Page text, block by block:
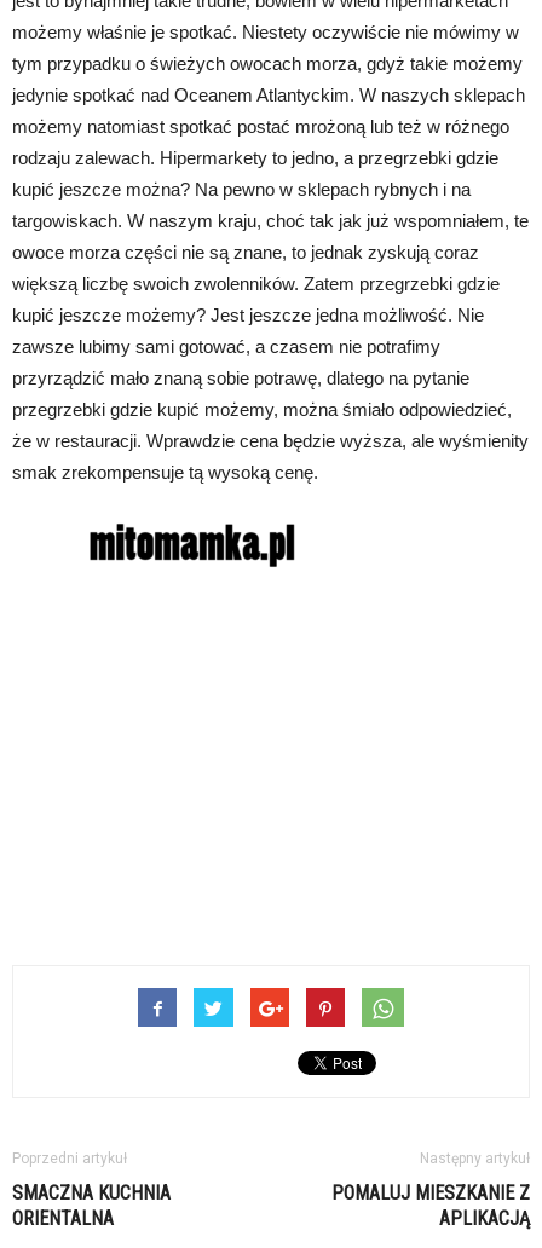
możemy właśnie je spotkać. Niestety oczywiście nie mówimy w
tym przypadku o świeżych owocach morza, gdyż takie możemy
jedynie spotkać nad Oceanem Atlantyckim. W naszych sklepach
możemy natomiast spotkać postać mrożoną lub też w różnego
rodzaju zalewach. Hipermarkety to jedno, a przegrzebki gdzie
kupić jeszcze można? Na pewno w sklepach rybnych i na
targowiskach. W naszym kraju, choć tak jak już wspomniałem, te
owoce morza części nie są znane, to jednak zyskują coraz
większą liczbę swoich zwolenników. Zatem przegrzebki gdzie
kupić jeszcze możemy? Jest jeszcze jedna możliwość. Nie
zawsze lubimy sami gotować, a czasem nie potrafimy
przyrządzić mało znaną sobie potrawę, dlatego na pytanie
przegrzebki gdzie kupić możemy, można śmiało odpowiedzieć,
że w restauracji. Wprawdzie cena będzie wyższa, ale wyśmienity
smak zrekompensuje tą wysoką cenę.
Poprzedni artykuł
SMACZNA KUCHNIA
ORIENTALNA
Następny artykuł
POMALUJ MIESZKANIE Z
APLIKACJĄ